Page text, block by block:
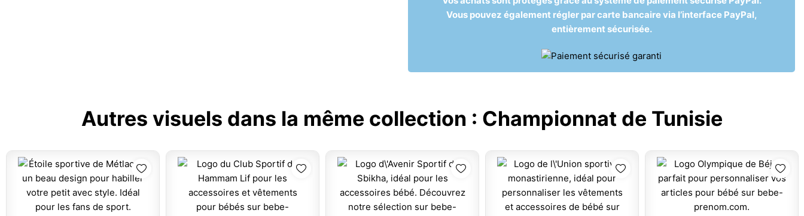
Vous pouvez également régler par carte bancaire via l’interface PayPal,
entièrement sécurisée.
Autres visuels dans la même collection : Championnat de Tunisie